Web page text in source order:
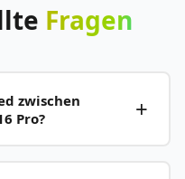
Fragen
zwischen
Pro?